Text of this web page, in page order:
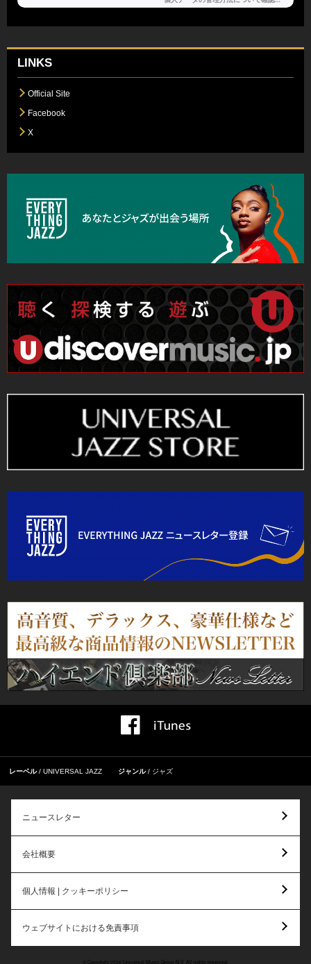
LINKS
Official Site
Facebook
X
レーベル UNIVERSAL JAZZ ジャンル ジャズ
ニュースレター
会社概要
個人情報 | クッキーポリシー
ウェブサイトにおける免責事項
© Copyright 2026 Universal Music Group N.V. All rights reserved.